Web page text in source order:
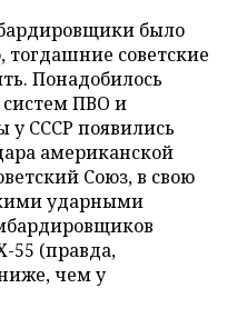
было
тогдашние советские
Понадобилось
систем ПВО и
у СССР появились
американской
Союз, в свою
ударными
55 (правда,
чем у